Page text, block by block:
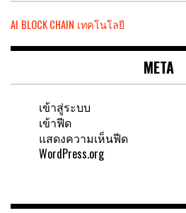
AI BLOCK CHAIN เทคโนโลยี
META
เข้าสู่ระบบ
เข้าฟีด
แสดงความเห็นฟีด
WordPress.org